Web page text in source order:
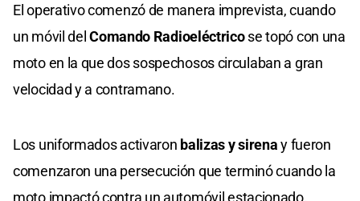
El operativo comenzó de manera imprevista, cuando
un móvil delComando Radioeléctricose topó con una
moto en la que dos sospechosos circulaban a gran
velocidad y a contramano.
Los uniformados activaron balizas y sirenay fueron
comenzaron una persecución que terminó cuando la
moto impactó contra un automóvil estacionado.